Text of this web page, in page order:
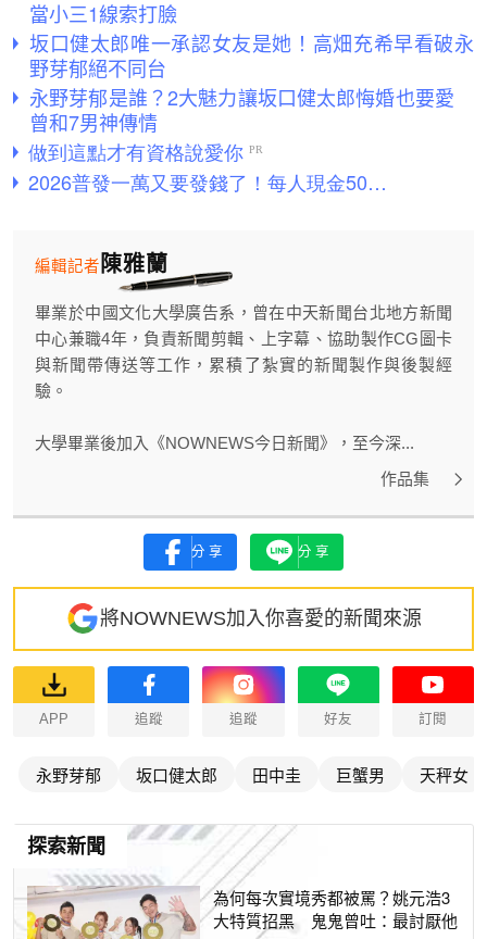
當小三1線索打臉
坂口健太郎唯一承認女友是她！高畑充希早看破永
野芽郁絕不同台
永野芽郁是誰？2大魅力讓坂口健太郎悔婚也要愛
曾和7男神傳情
陳雅蘭
編輯記者
畢業於中國文化大學廣告系，曾在中天新聞台北地方新聞
中心兼職4年，負責新聞剪輯、上字幕、協助製作CG圖卡
與新聞帶傳送等工作，累積了紮實的新聞製作與後製經
驗。
大學畢業後加入《NOWNEWS今日新聞》，至今深...
作品集
分享 分享
將NOWNEWS加入你喜愛的新聞來源
APP 追蹤 追蹤 好友 訂閱
永野芽郁 坂口健太郎 田中圭 巨蟹男 天秤女
探索新聞
為何每次實境秀都被罵？姚元浩3
大特質招黑 鬼鬼曾吐：最討厭他